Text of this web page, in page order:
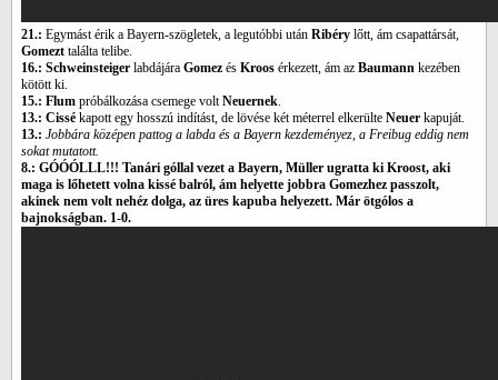
21.: Egymást érik a Bayern-szögletek, a legutóbbi után Ribéry lőtt, ám csapattársát,
Gomezt találta telibe.
16.: Schweinsteiger labdájára Gomez és Kroos érkezett, ám az Baumann kezében
kötött ki.
15.: Flum próbálkozása csemege voltNeuernek.
13.: Cissé kapott egy hosszú indítást, de lövése két méterrel elkerülte Neuer kapuját.
13.: Jobbára középen pattog a labda és a Bayern kezdeményez, a Freibug eddig nem
sokat mutatott.
8.: GÓÓÓLLL!!! Tanári góllal vezet a Bayern, Müller ugratta ki Kroost, aki
maga is lőhetett volna kissé balról, ám helyette jobbra Gomezhez passzolt,
akinek nem volt nehéz dolga, az üres kapuba helyezett. Már ötgólos a
bajnokságban. 1-0.